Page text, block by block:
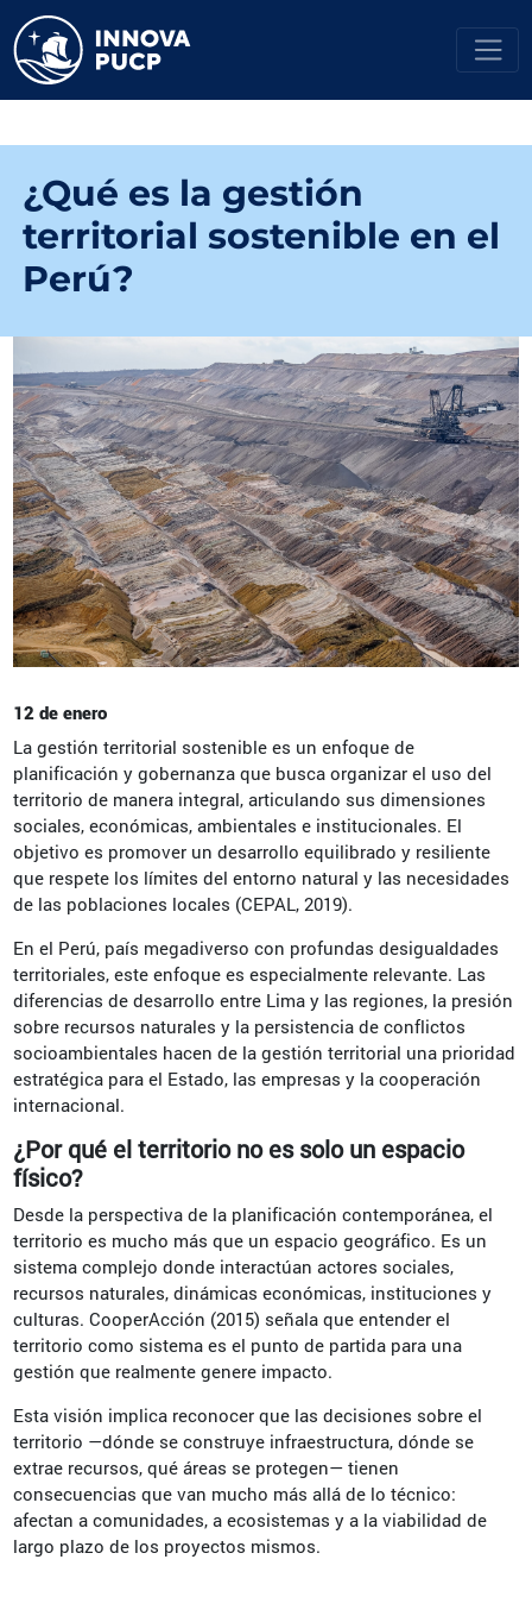
¿Qué es la gestión
territorial sostenible en el
Perú?
12 de enero
La gestión territorial sostenible es un enfoque de
planificación y gobernanza que busca organizar el uso del
territorio de manera integral, articulando sus dimensiones
sociales, económicas, ambientales e institucionales. El
objetivo es promover un desarrollo equilibrado y resiliente
que respete los límites del entorno natural y las necesidades
de las poblaciones locales (CEPAL, 2019).
En el Perú, país megadiverso con profundas desigualdades
territoriales, este enfoque es especialmente relevante. Las
diferencias de desarrollo entre Lima y las regiones, la presión
sobre recursos naturales y la persistencia de conflictos
socioambientales hacen de la gestión territorial una prioridad
estratégica para el Estado, las empresas y la cooperación
internacional.
¿Por qué el territorio no es solo un espacio
físico?
Desde la perspectiva de la planificación contemporánea, el
territorio es mucho más que un espacio geográfico. Es un
sistema complejo donde interactúan actores sociales,
recursos naturales, dinámicas económicas, instituciones y
culturas. CooperAcción (2015) señala que entender el
territorio como sistema es el punto de partida para una
gestión que realmente genere impacto.
Esta visión implica reconocer que las decisiones sobre el
territorio —dónde se construye infraestructura, dónde se
extrae recursos, qué áreas se protegen— tienen
consecuencias que van mucho más allá de lo técnico:
afectan a comunidades, a ecosistemas y a la viabilidad de
largo plazo de los proyectos mismos.